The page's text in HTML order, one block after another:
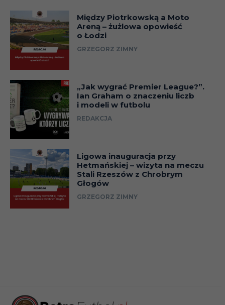
Między Piotrkowską a Moto
Areną – żużlowa opowieść
o Łodzi
GRZEGORZ ZIMNY
„Jak wygrać Premier League?”.
Ian Graham o znaczeniu liczb
i modeli w futbolu
REDAKCJA
Ligowa inauguracja przy
Hetmańskiej – wizyta na meczu
Stali Rzeszów z Chrobrym
Głogów
GRZEGORZ ZIMNY